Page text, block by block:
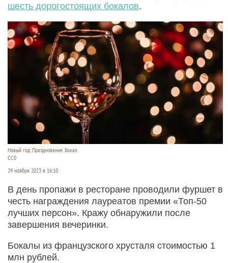
шесть дорогостоящих бокалов.
Новый год. Празднование. Бокал.
СС0
29 ноября 2023 в 16:10
В день пропажи в ресторане проводили фуршет в
честь награждения лауреатов премии «Топ-50
лучших персон». Кражу обнаружили после
завершения вечеринки.
Бокалы из французского хрусталя стоимостью 1
млн рублей.